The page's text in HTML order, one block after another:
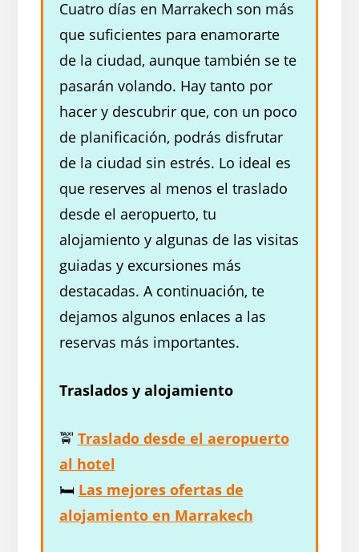
Cuatro días en Marrakech son más
que suficientes para enamorarte
de la ciudad, aunque también se te
pasarán volando. Hay tanto por
hacer y descubrir que, con un poco
de planificación, podrás disfrutar
de la ciudad sin estrés. Lo ideal es
que reserves al menos el traslado
desde el aeropuerto, tu
alojamiento y algunas de las visitas
guiadas y excursiones más
destacadas. A continuación, te
dejamos algunos enlaces a las
reservas más importantes.
Traslados y alojamiento
🚖 Traslado desde el aeropuerto
al hotel
🛏️ Las mejores ofertas de
alojamiento en Marrakech